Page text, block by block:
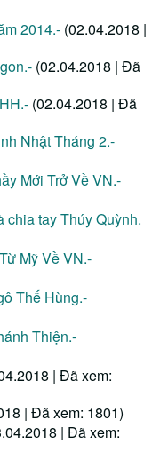
2014.- (02.04.2018 |
(02.04.2018 | Đã
(02.04.2018 | Đã
Nhật Tháng 2.-
Mới Trở Về VN.-
tay Thúy Quỳnh.
Mỹ Về VN.-
Thế Hùng.-
Thiện.-
| Đã xem:
| Đã xem: 1801)
| Đã xem: